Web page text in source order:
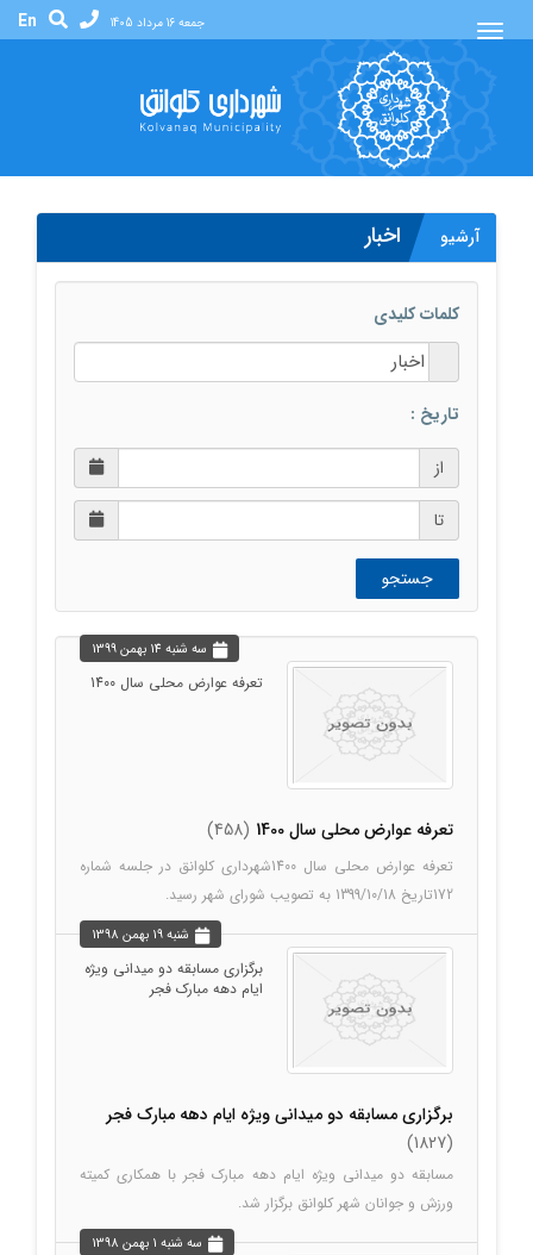
En جمعه 16 مرداد 1405
آرشیو اخبار
کلمات کلیدی
تاریخ :
از
تا
جستجو
تعرفه عوارض محلی سال 1400
تعرفه عوارض محلی سال 1400 (458)
تعرفه عوارض محلی سال 1400شهرداری کلوانق در جلسه شماره
172تاریخ 1399/10/18 به تصویب شورای شهر رسید.
سه شنبه 14 بهمن 1399
برگزاری مسابقه دو میدانی ویژه
ایام دهه مبارک فجر
برگزاری مسابقه دو میدانی ویژه ایام دهه مبارک فجر
(1827)
مسابقه دو میدانی ویژه ایام دهه مبارک فجر با همکاری کمیته
ورزش و جوانان شهر کلوانق برگزار شد.
شنبه 19 بهمن 1398
سه شنبه 1 بهمن 1398